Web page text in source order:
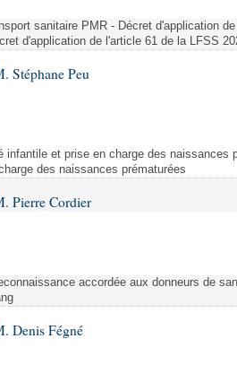
sanitaire PMR - Décret d'application
d'application de l'article 61 de la LFSS
Stéphane Peu
infantile et prise en charge des naissances
des naissances prématurées
Pierre Cordier
accordée aux donneurs de
Denis Fégné